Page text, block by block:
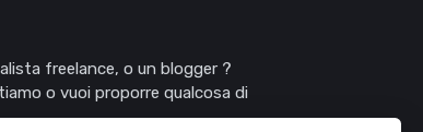
freelance, o un blogger ?
o vuoi proporre qualcosa di